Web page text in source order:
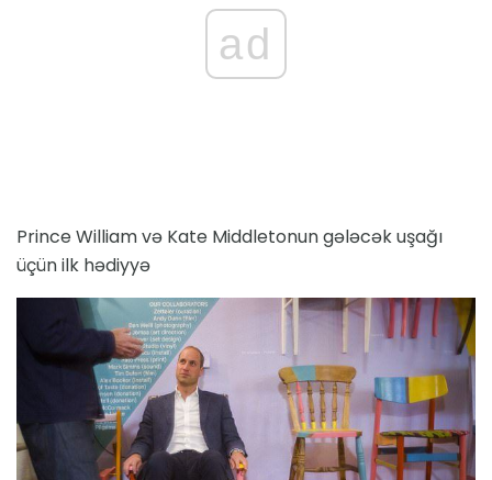
ad
Prince William və Kate Middletonun gələcək uşağı
üçün ilk hədiyyə